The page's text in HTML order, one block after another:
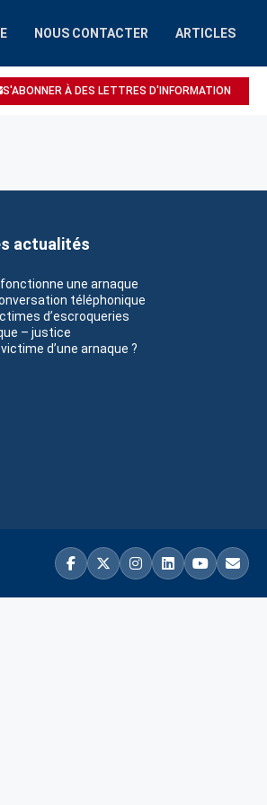
NOUS CONTACTER ARTICLES
ESCROQUERIE / ARNAQUE
S'ABONNER À DES LETTRES D'INFORMATION
actualités
une arnaque
téléphonique
d’escroqueries
– justice
d’une arnaque ?